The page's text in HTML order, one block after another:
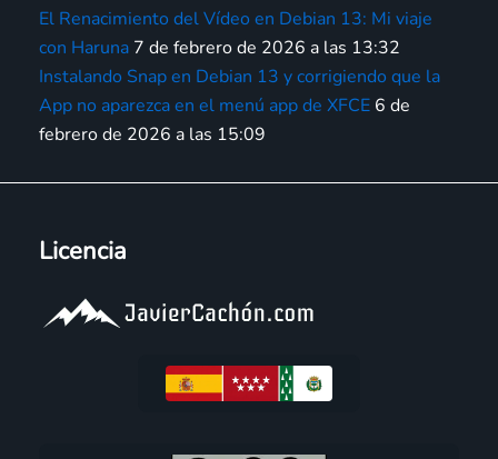
El Renacimiento del Vídeo en Debian 13: Mi viaje
con Haruna 7 de febrero de 2026 a las 13:32
Instalando Snap en Debian 13 y corrigiendo que la
App no aparezca en el menú app de XFCE 6 de
febrero de 2026 a las 15:09
Licencia